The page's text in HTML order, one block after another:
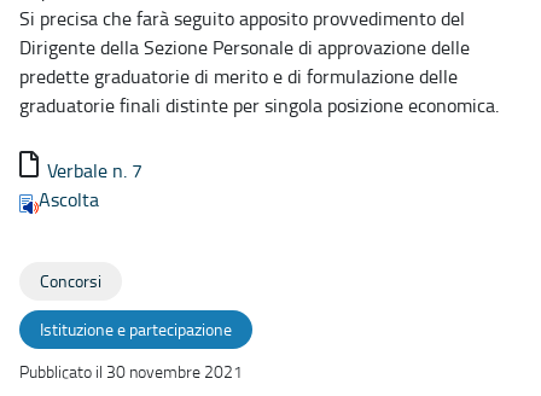
Si precisa che farà seguito apposito provvedimento del
Dirigente della Sezione Personale di approvazione delle
predette graduatorie di merito e di formulazione delle
graduatorie finali distinte per singola posizione economica.
Verbale n. 7
Ascolta
Concorsi
Istituzione e partecipazione
Pubblicato il 30 novembre 2021